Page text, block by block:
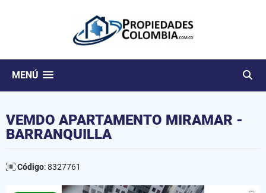
MENÚ
VEMDO APARTAMENTO MIRAMAR -
BARRANQUILLA
Código: 8327761